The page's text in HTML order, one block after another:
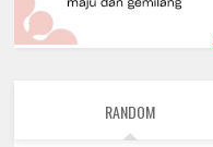
RANDOM